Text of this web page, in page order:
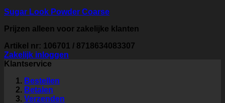
Sugar Look Powder Coarse
Prijzen alleen voor zakelijke klanten
Artikel nr: 106701 / 8718634083307
Zakelijk inloggen
Klantservice
Bestellen
Betalen
Verzenden